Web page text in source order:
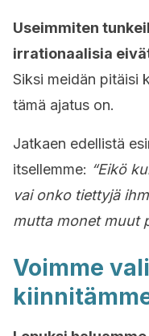
Useimmiten
irrationaalisia
Siksi meidän pitäisi
tämä ajatus on.
Jatkaen edellistä
itsellemme: “Eikö
vai onko tiettyjä
mutta monet muut
Voimme